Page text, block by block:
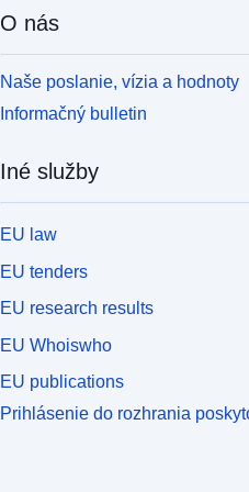
O nás
Naše poslanie, vízia a hodnoty
Informačný bulletin
Iné služby
EU law
EU tenders
EU research results
EU Whoiswho
EU publications
Prihlásenie do rozhrania